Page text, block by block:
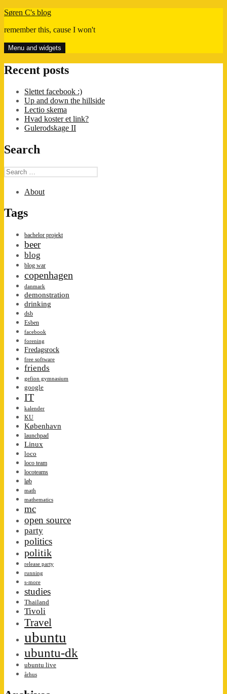
Skip
content
Søren C's blog
remember this, cause I won't
Menu and widgets
Recent posts
Slettet facebook :)
Up and down the hillside
Lectio skema
Hvad koster et link?
Gulerodskage II
Search
Search
for:
About
Tags
bachelor projekt
beer
blog
blog war
copenhagen
danmark
demonstration
drinking
dsb
Esben
facebook
forening
Fredagsrock
free software
friends
gefion gymnasium
google
IT
kalender
KU
København
launchpad
Linux
loco
loco team
locoteams
løb
math
mathematics
mc
open source
party
politics
politik
release party
running
s-more
studies
Thailand
Tivoli
Travel
ubuntu
ubuntu-dk
ubuntu live
århus